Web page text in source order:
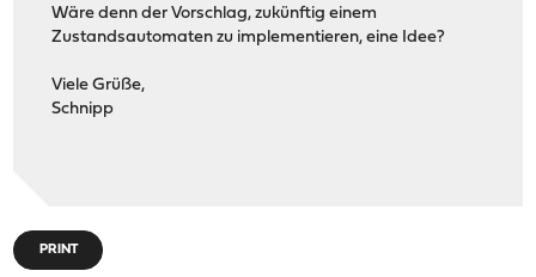
Wäre denn der Vorschlag, zukünftig einem
Zustandsautomaten zu implementieren, eine Idee?
Viele Grüße,
Schnipp
PRINT